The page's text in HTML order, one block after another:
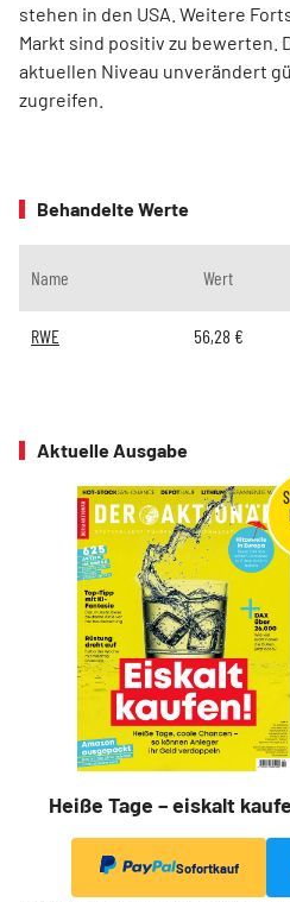
stehen in den USA. Weitere
Markt sind positiv zu bewerten.
aktuellen Niveau unverändert
zugreifen.
Behandelte Werte
Name Wert
RWE 56,28 €
Aktuelle Ausgabe
Heiße Tage – eiskalt
Sofortkauf